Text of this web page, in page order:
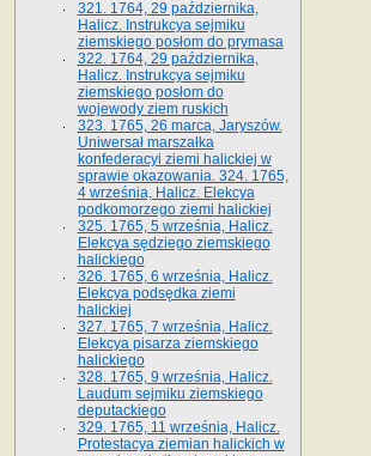
321. 1764, 29 października,
Halicz. Instrukcya sejmiku
ziemskiego posłom do prymasa
322. 1764, 29 października,
Halicz. Instrukcya sejmiku
ziemskiego posłom do
wojewody ziem ruskich
323. 1765, 26 marca, Jaryszów.
Uniwersał marszałka
konfederacyi ziemi halickiej w
sprawie okazowania. 324. 1765,
4 września, Halicz. Elekcya
podkomorzego ziemi halickiej
325. 1765, 5 września, Halicz.
Elekcya sędziego ziemskiego
halickiego
326. 1765, 6 września, Halicz.
Elekcya podsędka ziemi
halickiej
327. 1765, 7 września, Halicz.
Elekcya pisarza ziemskiego
halickiego
328. 1765, 9 września, Halicz.
Laudum sejmiku ziemskiego
deputackiego
329. 1765, 11 września, Halicz.
Protestacya ziemian halickich w